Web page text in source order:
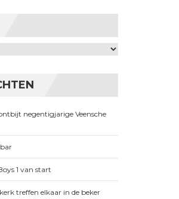
negentigjarige Veensche
1 van start
treffen elkaar in de beker